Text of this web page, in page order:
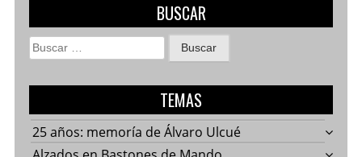
BUSCAR
Buscar:
TEMAS
25 años: memoría de Álvaro Ulcué